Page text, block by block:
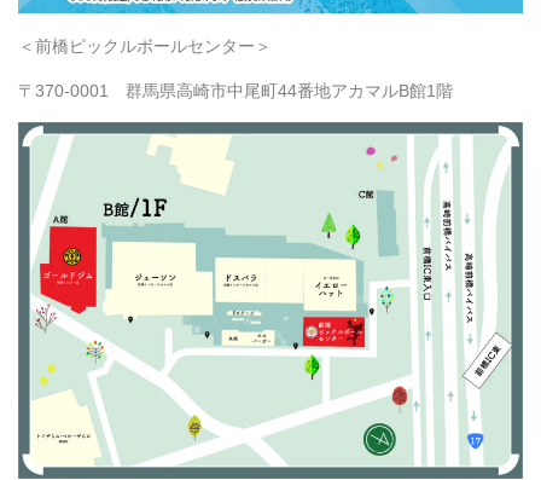
＜前橋ピックルボールセンター＞
〒370-0001 群馬県高崎市中尾町44番地アカマルB館1階